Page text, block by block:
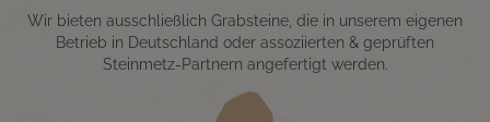
Wir bieten ausschließlich Grabsteine, die in unserem eigenen
Betrieb in Deutschland oder assoziierten & geprüften
Steinmetz-Partnern angefertigt werden.